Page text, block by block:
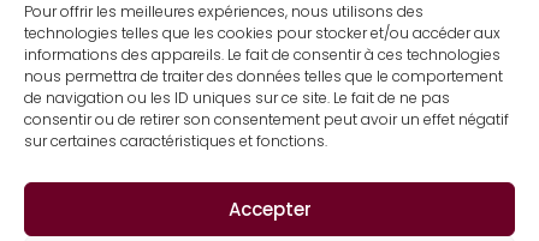
Pour offrir les meilleures expériences, nous utilisons des
technologies telles que les cookies pour stocker et/ou accéder aux
informations des appareils. Le fait de consentir à ces technologies
nous permettra de traiter des données telles que le comportement
de navigation ou les ID uniques sur ce site. Le fait de ne pas
consentir ou de retirer son consentement peut avoir un effet négatif
sur certaines caractéristiques et fonctions.
Accepter
CONTACT
–